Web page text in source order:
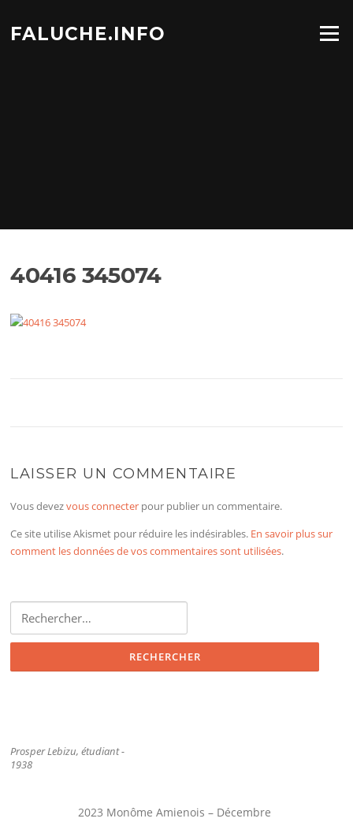
contenu
FALUCHE.INFO Menu
40416 345074
LAISSER UN COMMENTAIRE
Vous devezvous connecter pour publier un commentaire.
Ce site utilise Akismet pour réduire les indésirables. En savoir plus sur
comment les données de vos commentaires sont utilisées.
Prosper Lebizu, étudiant -
1938
2023 Monôme Amienois – Décembre